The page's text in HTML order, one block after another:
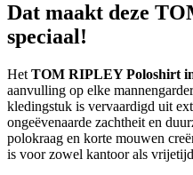
Dat maakt deze
speciaal!
Het TOM RIPLEY Poloshirt
aanvulling op elke
kledingstuk is vervaardigd uit
ongeëvenaarde zachtheit en
polokraag en korte mouwen
is voor zowel kantoor als